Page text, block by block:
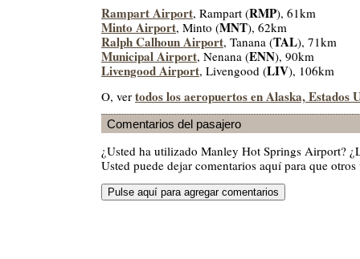
Rampart Airport, Rampart (RMP), 61km
Minto Airport, Minto (MNT), 62km
Ralph Calhoun Airport, Tanana (TAL), 71km
Municipal Airport, Nenana (ENN), 90km
Livengood Airport, Livengood (LIV), 106km
O, ver todos los aeropuertos en Alaska, Estados
Comentarios del pasajero
¿Usted ha utilizado Manley Hot Springs Airport?
Usted puede dejar comentarios aquí para que